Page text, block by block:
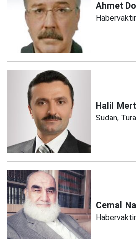
Ahmet
Halil Mert
Sudan,
Cemal